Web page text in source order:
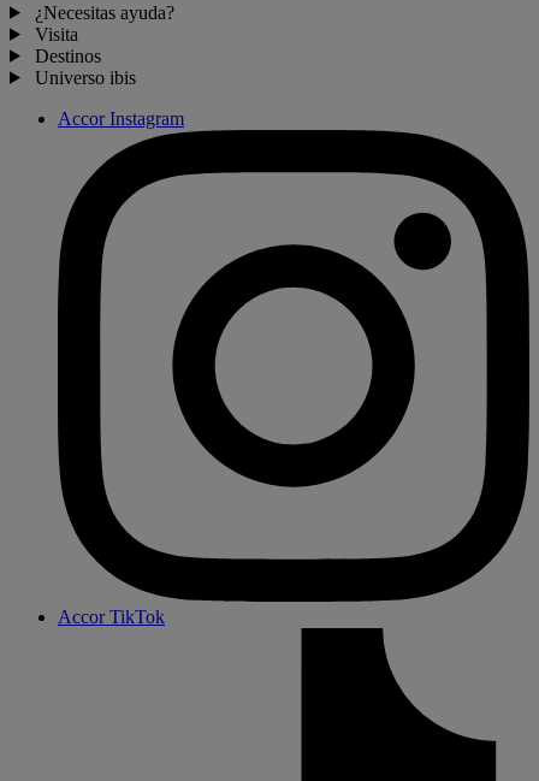
¿Necesitas ayuda?
Visita
Destinos
Universo ibis
Accor Instagram
Accor TikTok